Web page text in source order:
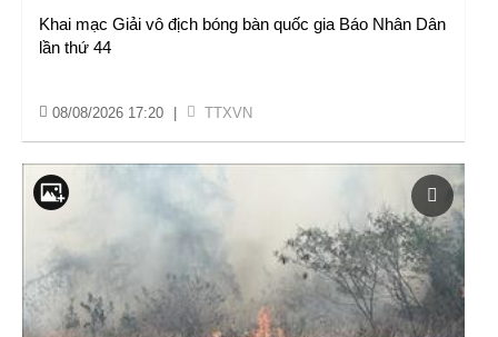
Khai mạc Giải vô địch bóng bàn quốc gia Báo Nhân Dân
lần thứ 44
08/08/2026 17:20 TTXVN